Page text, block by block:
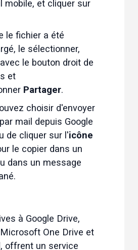
le fichier a été
le sélectionner,
le bouton droit de
et
Partager.
choisir d'envoyer
mail depuis Google
de cliquer sur l'icône
le copier dans un
dans un message
à Google Drive,
One Drive et
offrent un service